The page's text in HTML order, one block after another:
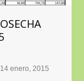
14 enero, 2015